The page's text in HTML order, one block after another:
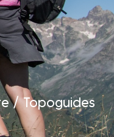
/Topoguides